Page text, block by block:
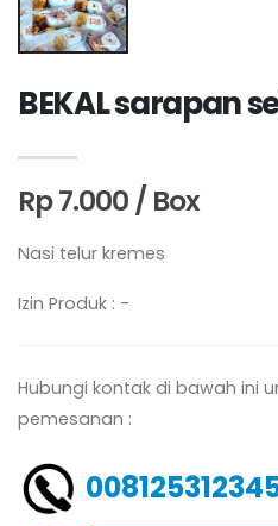
BEKAL sarapan
Rp 7.000 / Box
Nasi telur kremes
Izin Produk : -
Hubungi kontak di bawah ini
pemesanan :